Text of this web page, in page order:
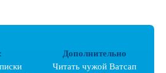
Дополнительно
Читать чужой Ватсап